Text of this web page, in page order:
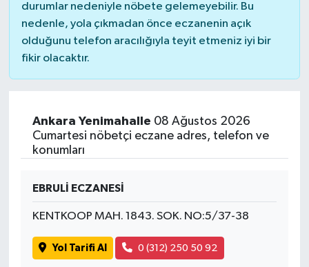
durumlar nedeniyle nöbete gelemeyebilir. Bu
nedenle, yola çıkmadan önce eczanenin açık
olduğunu telefon aracılığıyla teyit etmeniz iyi bir
fikir olacaktır.
Ankara Yenimahalle 08 Ağustos 2026
Cumartesi nöbetçi eczane adres, telefon ve
konumları
EBRULİ ECZANESİ
KENTKOOP MAH. 1843. SOK. NO:5/37-38
Yol Tarifi Al 0 (312) 250 50 92